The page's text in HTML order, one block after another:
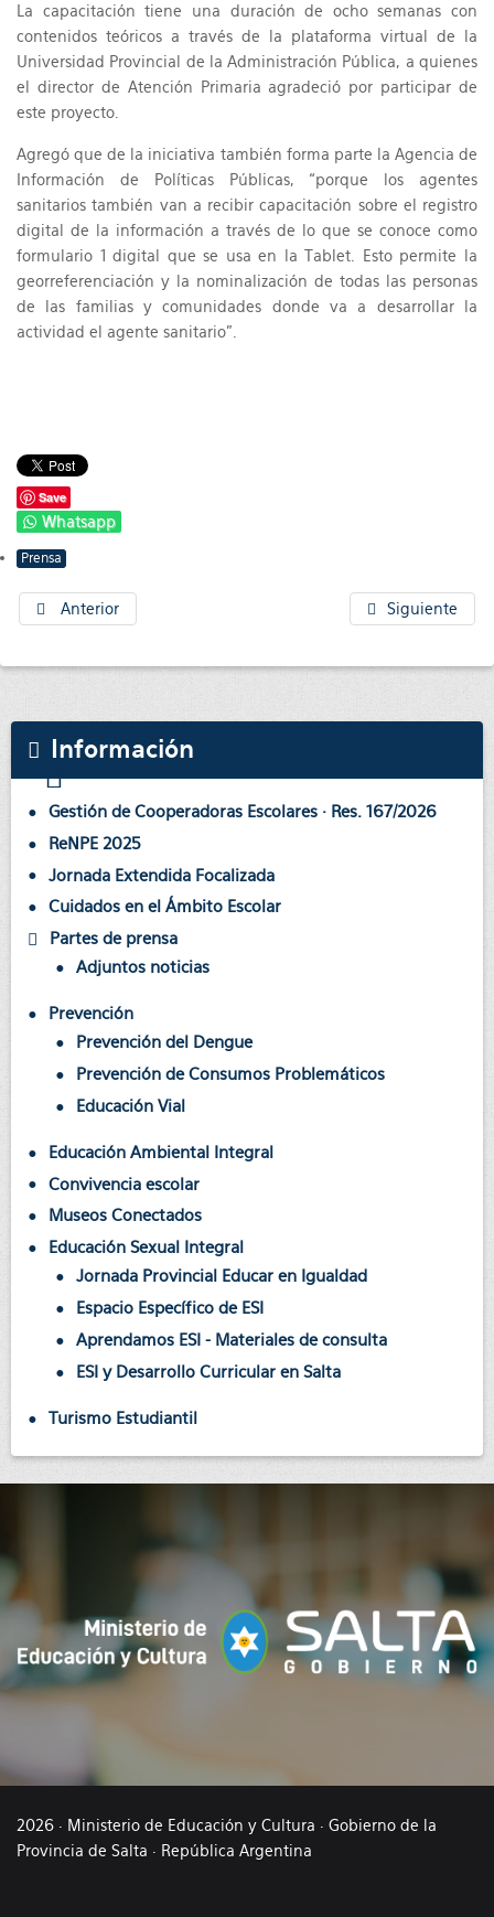
La capacitación tiene una duración de ocho semanas con
contenidos teóricos a través de la plataforma virtual de la
Universidad Provincial de la Administración Pública, a quienes
el director de Atención Primaria agradeció por participar de
este proyecto.
Agregó que de la iniciativa también forma parte la Agencia de
Información de Políticas Públicas, “porque los agentes
sanitarios también van a recibir capacitación sobre el registro
digital de la información a través de lo que se conoce como
formulario 1 digital que se usa en la Tablet. Esto permite la
georreferenciación y la nominalización de todas las personas
de las familias y comunidades donde va a desarrollar la
actividad el agente sanitario”.
Save
Whatsapp
Prensa
Anterior Siguiente
Información
Gestión de Cooperadoras Escolares · Res. 167/2026
ReNPE 2025
Jornada Extendida Focalizada
Cuidados en el Ámbito Escolar
Partes de prensa
Adjuntos noticias
Prevención
Prevención del Dengue
Prevención de Consumos Problemáticos
Educación Vial
Educación Ambiental Integral
Convivencia escolar
Museos Conectados
Educación Sexual Integral
Jornada Provincial Educar en Igualdad
Espacio Específico de ESI
Aprendamos ESI - Materiales de consulta
ESI y Desarrollo Curricular en Salta
Turismo Estudiantil
2026 · Ministerio de Educación y Cultura · Gobierno de la
Provincia de Salta · República Argentina